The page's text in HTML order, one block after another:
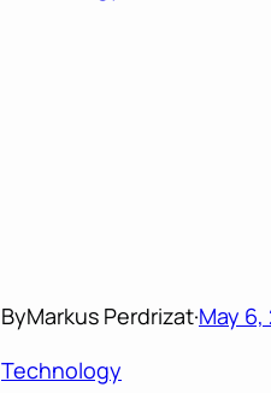
ByMarkus Perdrizat·May 6,
Technology